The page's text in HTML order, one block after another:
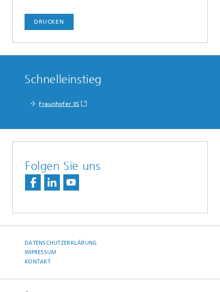
DRUCKEN
Schnelleinstieg
Fraunhofer IIS
Folgen Sie uns
DATENSCHUTZERKLÄRUNG
IMPRESSUM
KONTAKT